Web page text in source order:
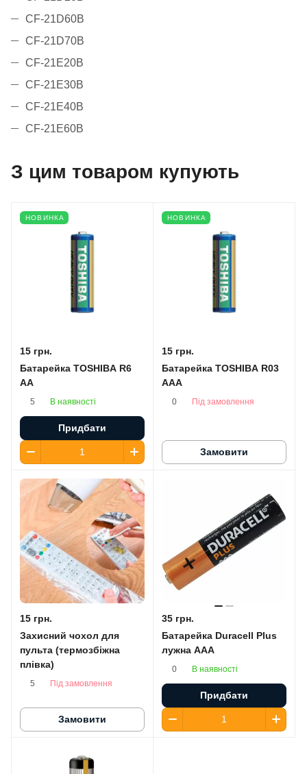
CF-21D60B
CF-21D70B
CF-21E20B
CF-21E30B
CF-21E40B
CF-21E60B
З цим товаром купують
НОВИНКА
15 грн.
Батарейка TOSHIBA R6
AA
5 В наявності
Придбати
НОВИНКА
15 грн.
Батарейка TOSHIBA R03
AAA
0 Під замовлення
Замовити
15 грн.
Захисний чохол для
пульта (термозбіжна
плівка)
5 Під замовлення
Замовити
35 грн.
Батарейка Duracell Plus
лужна AАA
0 В наявності
Придбати